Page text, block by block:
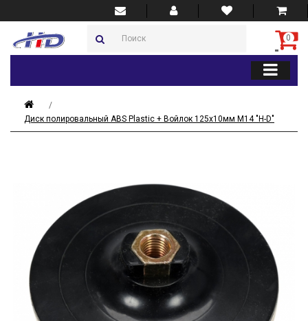
0
Диск полировальный ABS Plastic + Войлок 125x10мм М14 "H-D"